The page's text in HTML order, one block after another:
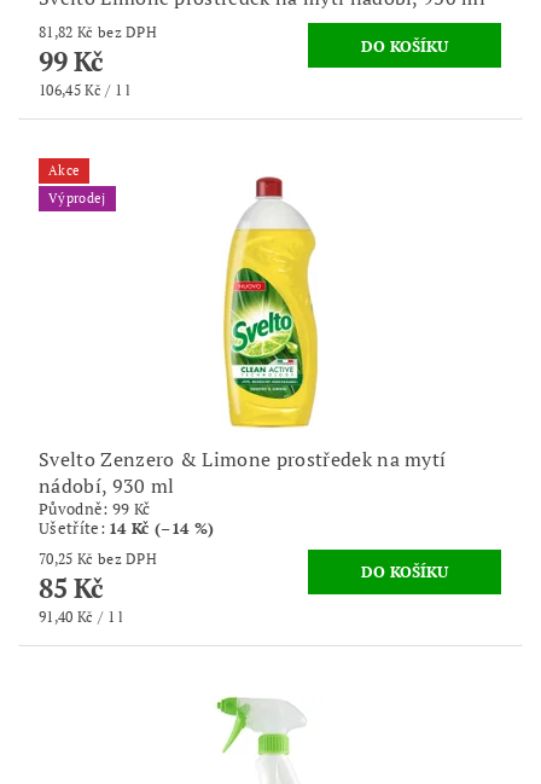
81,82 Kč bez DPH
99 Kč
106,45 Kč / 1 l
Akce
Výprodej
Svelto Zenzero & Limone prostředek na mytí
nádobí, 930 ml
Původně: 99 Kč
Ušetříte: 14 Kč (–14 %)
70,25 Kč bez DPH
85 Kč
91,40 Kč / 1 l